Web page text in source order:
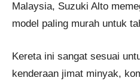
Malaysia, Suzuki Alto
model paling murah untuk
Kereta ini sangat sesuai
kenderaan jimat minyak,